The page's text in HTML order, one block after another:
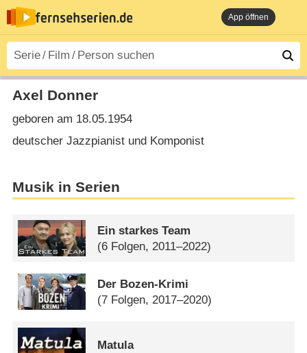
App öffnen
Axel Donner
geboren am 18.05.1954
deutscher Jazzpianist und Komponist
Musik in Serien
Ein starkes Team
(6 Folgen, 2011–2022)
Der Bozen-Krimi
(7 Folgen, 2017–2020)
Matula